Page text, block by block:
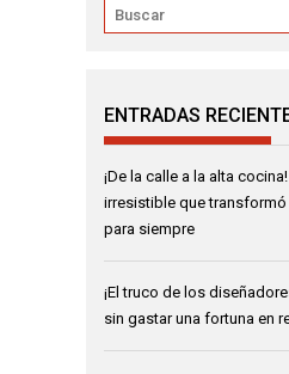
ENTRADAS
¡De la calle a la alta
irresistible que
para siempre
¡El truco de los
sin gastar una fortuna en